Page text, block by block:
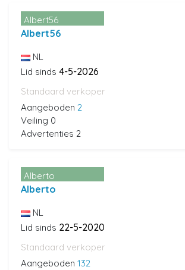
Albert56
Albert56
NL
Lid sinds 4-5-2026
Standaard verkoper
Aangeboden 2
Veiling 0
Advertenties 2
Alberto
Alberto
NL
Lid sinds 22-5-2020
Standaard verkoper
Aangeboden 132